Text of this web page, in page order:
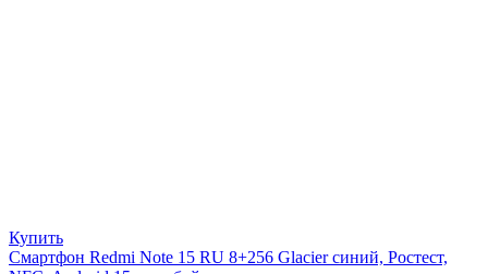
Купить
Смартфон Redmi Note 15 RU 8+256 Glacier синий, Ростест,